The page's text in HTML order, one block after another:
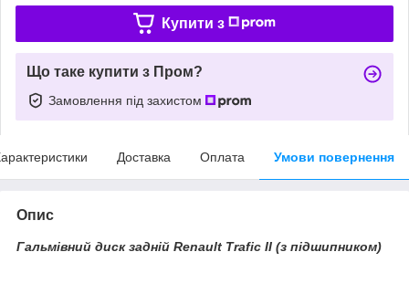
Купити з
Що таке купити з Пром?
Замовлення під захистом
Доставка Оплата Умови повернення
Опис
Гальмівний диск задній Renault Trafic II (з підшипником)